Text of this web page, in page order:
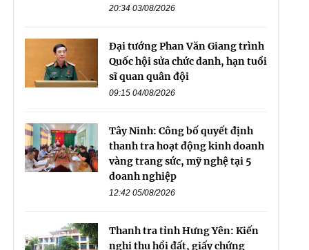
20:34 03/08/2026
Đại tướng Phan Văn Giang trình
Quốc hội sửa chức danh, hạn tuổi
sĩ quan quân đội
09:15 04/08/2026
Tây Ninh: Công bố quyết định
thanh tra hoạt động kinh doanh
vàng trang sức, mỹ nghệ tại 5
doanh nghiệp
12:42 05/08/2026
Thanh tra tỉnh Hưng Yên: Kiến
nghị thu hồi đất, giấy chứng